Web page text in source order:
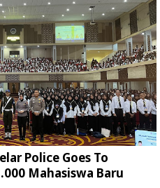
Police Goes To
Mahasiswa Baru